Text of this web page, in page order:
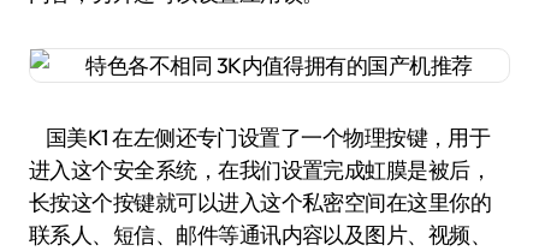
国美K1 在左侧还专门设置了一个物理按键，用于
进入这个安全系统，在我们设置完成虹膜是被后，
长按这个按键就可以进入这个私密空间在这里你的
联系人、短信、邮件等通讯内容以及图片、视频、